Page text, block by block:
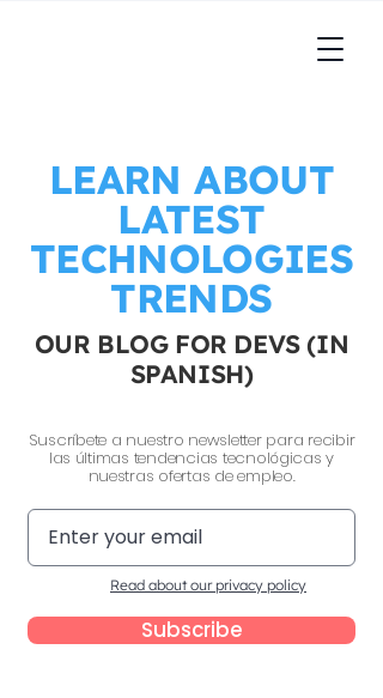
LEARN ABOUT
LATEST
TECHNOLOGIES
TRENDS
OUR BLOG FOR DEVS (IN
SPANISH)
Suscríbete a nuestro newsletter para recibir
las últimas tendencias tecnológicas y
nuestras ofertas de empleo.
Read about our privacy policy
Subscribe